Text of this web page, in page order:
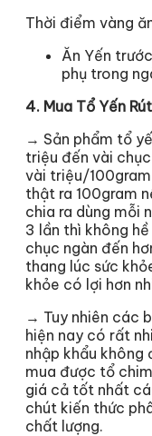
Thời điểm vàng
Ăn Yến
phụ trong
4. Mua Tổ Yến
→ Sản phẩm tổ
triệu đến vài
vài triệu/
thật ra 100gram
chia ra dùng mỗi
3 lần thì không
chục ngàn đến
thang lúc sức
khỏe có lợi hơn
→ Tuy nhiên các
hiện nay có rất
nhập khẩu
mua được tổ
giá cả tốt nhất
chút kiến thức
chất lượng.